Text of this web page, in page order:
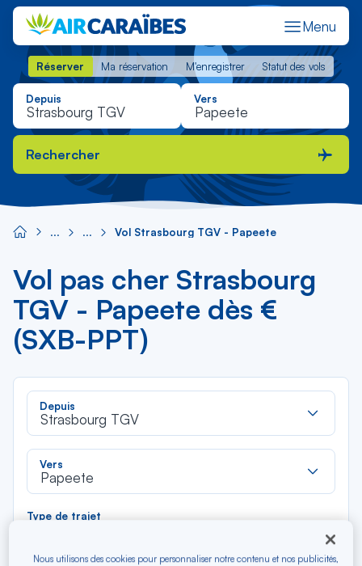
Menu
Réserver Ma réservation M'enregistrer Statut des vols
Réserver Ma réservation M'enregistrer Statut des vols
Depuis Vers
Rechercher
Vol Strasbourg TGV - Papeete
Vol pas cher Strasbourg
TGV - Papeete dès €
(SXB-PPT)
Depuis
Strasbourg TGV
Vers
Papeete
Type de trajet
Nous utilisons des cookies pour personnaliser notre contenu et nos publicités,